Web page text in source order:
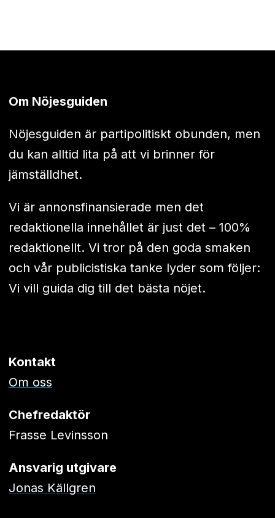
Om Nöjesguiden
Nöjesguiden är partipolitiskt obunden, men
du kan alltid lita på att vi brinner för
jämställdhet.
Vi är annonsfinansierade men det
redaktionella innehållet är just det – 100%
redaktionellt. Vi tror på den goda smaken
och vår publicistiska tanke lyder som följer:
Vi vill guida dig till det bästa nöjet.
Kontakt
Om oss
Chefredaktör
Frasse Levinsson
Ansvarig utgivare
Jonas Källgren